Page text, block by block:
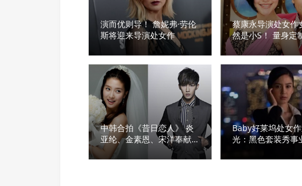
演而优则导！ 詹妮弗·劳伦
斯将迎来导演处女作
蔡康永导演处女作
然是小S！ 量身定
剧
中韩合拍《昔日恋人》 炎
亚纶、金素恩、宋洋奉献银
幕处女作
Baby好莱坞处女
光：黑色套装秀事